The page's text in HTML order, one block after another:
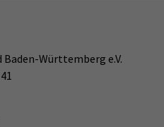
Baden-Württemberg e.V.